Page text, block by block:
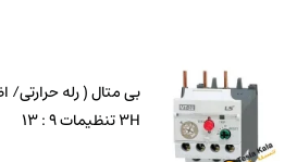
3H تنظیمات 9 : 13